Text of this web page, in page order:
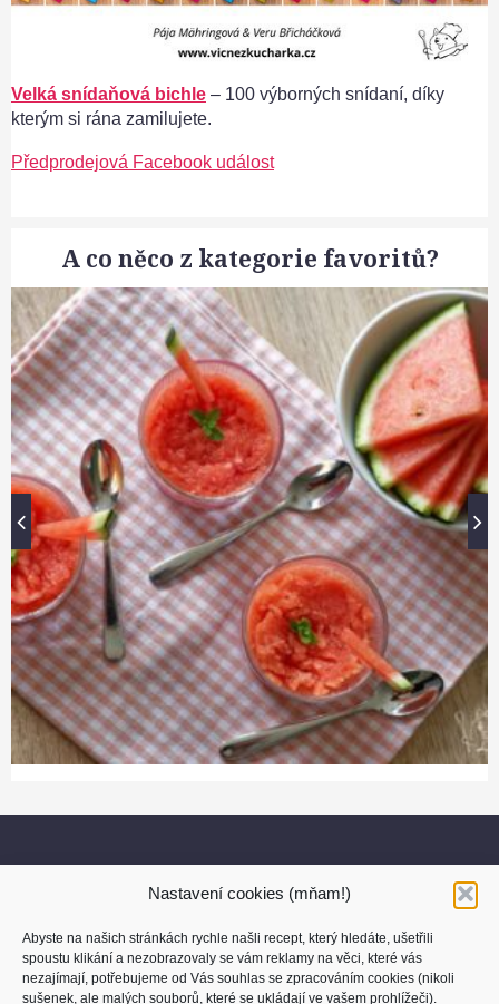
Nastavení cookies (mňam!)
Abyste na našich stránkách rychle našli recept, který hledáte, ušetřili
spoustu klikání a nezobrazovaly se vám reklamy na věci, které vás
nezajímají, potřebujeme od Vás souhlas se zpracováním cookies (nikoli
sušenek, ale malých souborů, které se ukládají ve vašem prohlížeči).
Velká snídaňová bichle – 100 výborných snídaní, díky
kterým si rána zamilujete.
Předprodejová Facebook událost
A co něco z kategorie favoritů?